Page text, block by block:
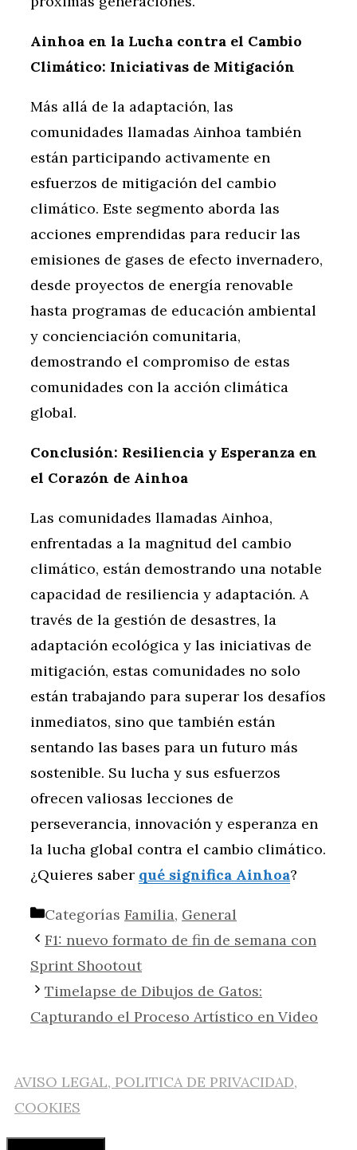
Ainhoa en la Lucha contra el Cambio
Climático: Iniciativas de Mitigación
Más allá de la adaptación, las
comunidades llamadas Ainhoa también
están participando activamente en
esfuerzos de mitigación del cambio
climático. Este segmento aborda las
acciones emprendidas para reducir las
emisiones de gases de efecto invernadero,
desde proyectos de energía renovable
hasta programas de educación ambiental
y concienciación comunitaria,
demostrando el compromiso de estas
comunidades con la acción climática
global.
Conclusión: Resiliencia y Esperanza en
el Corazón de Ainhoa
Las comunidades llamadas Ainhoa,
enfrentadas a la magnitud del cambio
climático, están demostrando una notable
capacidad de resiliencia y adaptación. A
través de la gestión de desastres, la
adaptación ecológica y las iniciativas de
mitigación, estas comunidades no solo
están trabajando para superar los desafíos
inmediatos, sino que también están
sentando las bases para un futuro más
sostenible. Su lucha y sus esfuerzos
ofrecen valiosas lecciones de
perseverancia, innovación y esperanza en
la lucha global contra el cambio climático.
¿Quieres saber qué significa Ainhoa?
Categorías Familia, General
F1: nuevo formato de fin de semana con
Sprint Shootout
Timelapse de Dibujos de Gatos:
Capturando el Proceso Artístico en Video
AVISO LEGAL, POLITICA DE PRIVACIDAD,
COOKIES